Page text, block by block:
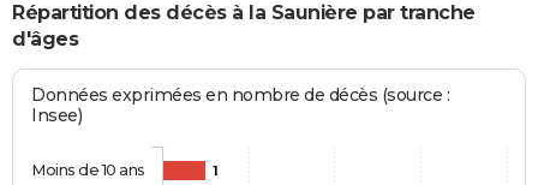
Répartition des décès à la Saunière par tranche
d'âges
Données exprimées en nombre de décès (source :
Insee)
1
Moins de 10 ans